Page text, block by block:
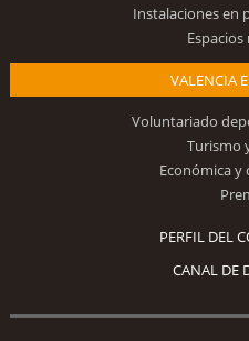
Instalaciones en
VALENCIA
Voluntariado
Turismo
Económica
PERFIL DEL
CANAL DE